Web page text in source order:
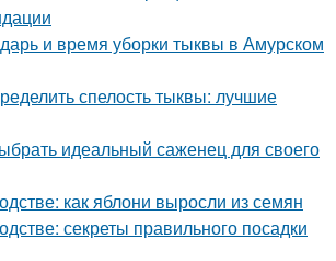
и время уборки тыквы в Амурском
спелость тыквы: лучшие
идеальный саженец для своего
как яблони выросли из семян
секреты правильного посадки